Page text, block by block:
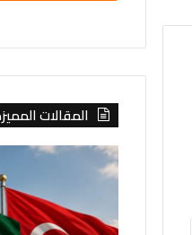
المقالات
مسؤول
تركي:
للدفاع